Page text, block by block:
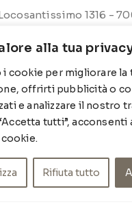
alla tua
i cookie per migliorare la
offrirti pubblicità o
e analizzare il nostro
tutti”, acconsenti
Rifiuta tutto
1316 -
78 89